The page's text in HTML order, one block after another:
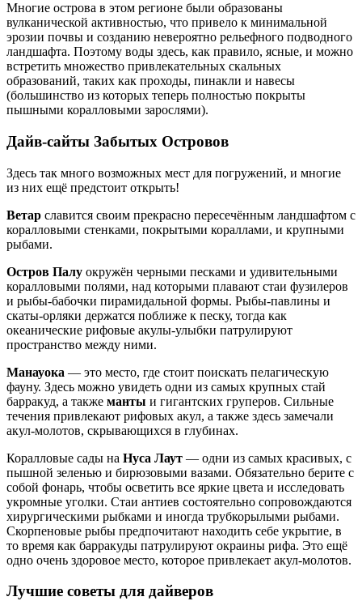
Многие острова в этом регионе были образованы
вулканической активностью, что привело к минимальной
эрозии почвы и созданию невероятно рельефного подводного
ландшафта. Поэтому воды здесь, как правило, ясные, и можно
встретить множество привлекательных скальных
образований, таких как проходы, пинакли и навесы
(большинство из которых теперь полностью покрыты
пышными коралловыми зарослями).
Дайв-сайты Забытых Островов
Здесь так много возможных мест для погружений, и многие
из них ещё предстоит открыть!
Ветар славится своим прекрасно пересечённым ландшафтом с
коралловыми стенками, покрытыми кораллами, и крупными
рыбами.
Остров Палу окружён черными песками и удивительными
коралловыми полями, над которыми плавают стаи фузилеров
и рыбы-бабочки пирамидальной формы. Рыбы-павлины и
скаты-орляки держатся поближе к песку, тогда как
океанические рифовые акулы-улыбки патрулируют
пространство между ними.
Манауока — это место, где стоит поискать пелагическую
фауну. Здесь можно увидеть одни из самых крупных стай
барракуд, а также манты и гигантских груперов. Сильные
течения привлекают рифовых акул, а также здесь замечали
акул-молотов, скрывающихся в глубинах.
Коралловые сады на Нуса Лаут — одни из самых красивых, с
пышной зеленью и бирюзовыми вазами. Обязательно берите с
собой фонарь, чтобы осветить все яркие цвета и исследовать
укромные уголки. Стаи антиев состоятельно сопровождаются
хирургическими рыбками и иногда трубкорылыми рыбами.
Скорпеновые рыбы предпочитают находить себе укрытие, в
то время как барракуды патрулируют окраины рифа. Это ещё
одно очень здоровое место, которое привлекает акул-молотов.
Лучшие советы для дайверов